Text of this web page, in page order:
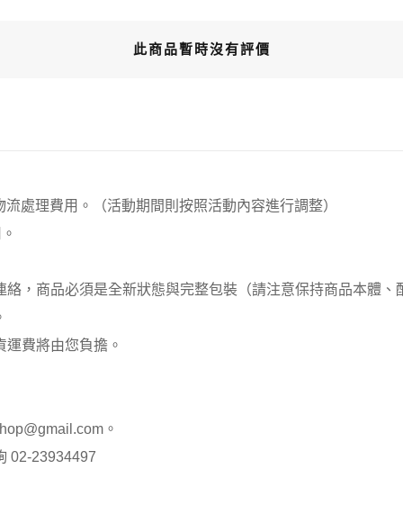
此商品暫時沒有評價
處理費用。（活動期間則按照活動內容進行調整）
，商品必須是全新狀態與完整包裝（請注意保持商品本體
運費將由您負擔。
。
02-23934497